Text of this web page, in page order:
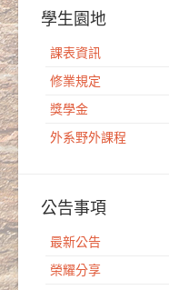
學生園地
課表資訊
修業規定
獎學金
外系野外課程
公告事項
最新公告
榮耀分享